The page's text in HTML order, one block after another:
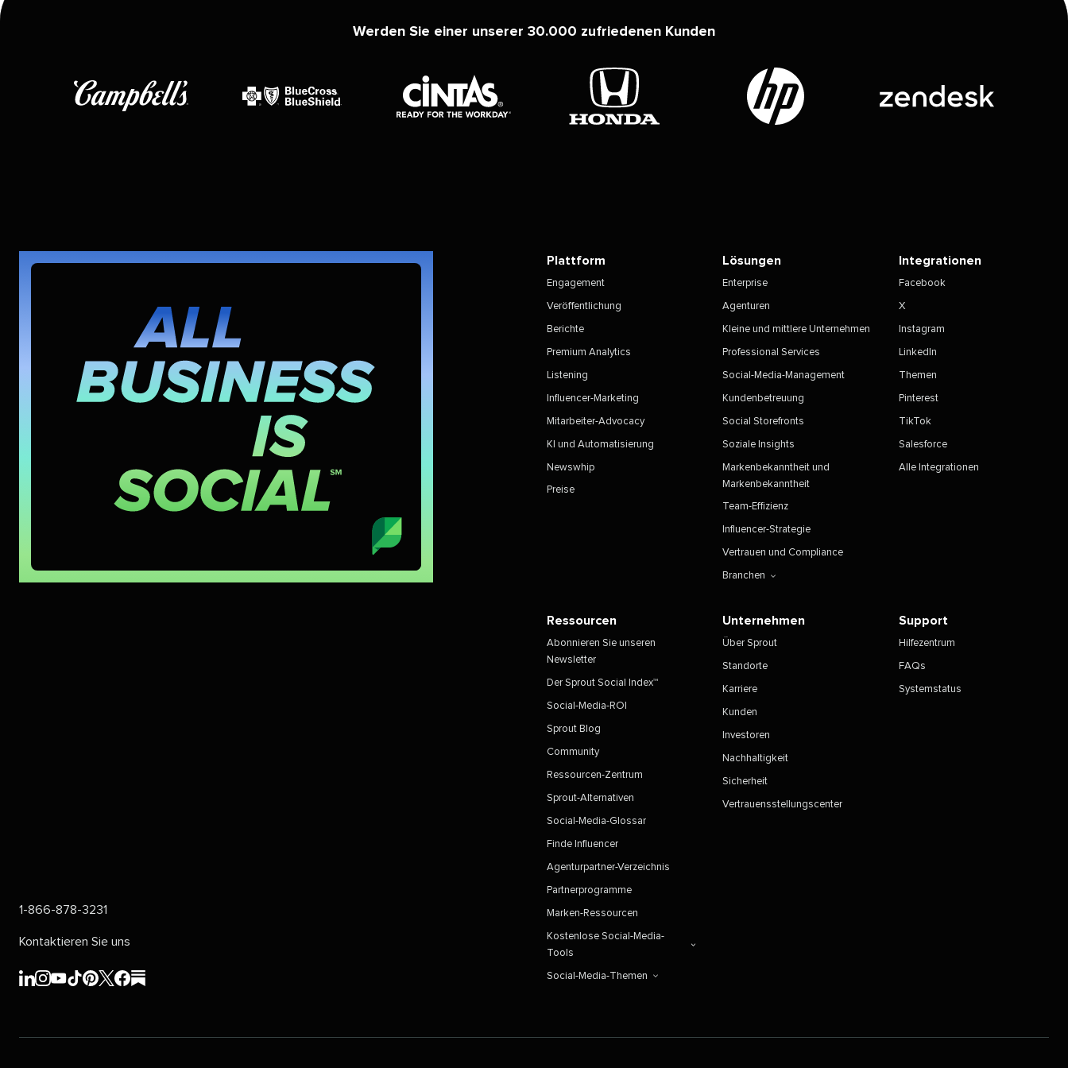
Werden Sie einer unserer 30.000 zufriedenen Kunden​​
1-866-878-3231​​
Kontaktieren Sie uns​​
Sprout
LinkedIn​​
Sprout
Instagram​​
Sprout
YouTube​​
Sprout
TikTok​​
Sprout
Pinterest​​
Sprout
X​​
Sprout
Facebook​​
Sprout
substack​​
Plattform​​
Engagement​​
Veröffentlichung​​
Berichte​​
Premium Analytics​​
Listening​​
Influencer-Marketing​​
Mitarbeiter-Advocacy​​
KI und Automatisierung​​
Newswhip​​
Preise​​
Lösungen​​
Enterprise​​
Agenturen​​
Kleine und mittlere Unternehmen​​
Professional Services​​
Social-Media-Management​​
Kundenbetreuung​​
Social Storefronts​​
Soziale Insights​​
Markenbekanntheit und
Markenbekanntheit​​
Team-Effizienz​​
Influencer-Strategie​​
Vertrauen und Compliance​​
Branchen​​
Integrationen​​
Facebook​​
X​​
Instagram​​
LinkedIn​​
Themen​​
Pinterest​​
TikTok​​
Salesforce​​
Alle Integrationen​​
Ressourcen​​
Abonnieren Sie unseren
Newsletter​​
Der Sprout Social Index™​​
Social-Media-ROI​​
Sprout Blog​​
Community​​
Ressourcen-Zentrum​​
Sprout-Alternativen​​
Social-Media-Glossar​​
Finde Influencer​​
Agenturpartner-Verzeichnis​​
Partnerprogramme​​
Marken-Ressourcen​​
Kostenlose Social-Media-
Tools​​
Social-Media-Themen​​
Unternehmen​​
Über Sprout​​
Standorte​​
Karriere​​
Kunden​​
Investoren​​
Nachhaltigkeit​​
Sicherheit​​
Vertrauensstellungscenter​​
Support​​
Hilfezentrum​​
FAQs​​
Systemstatus​​